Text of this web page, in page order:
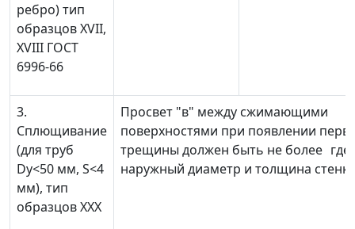
ребро) тип
образцов XVII,
XVIII ГОСТ
6996-66
3.
Сплющивание
(для труб
Dy<50 мм, S<4
мм), тип
образцов XXX
Просвет "в" между сжимающими
поверхностями при появлении
трещины должен быть не более где
наружный диаметр и толщина